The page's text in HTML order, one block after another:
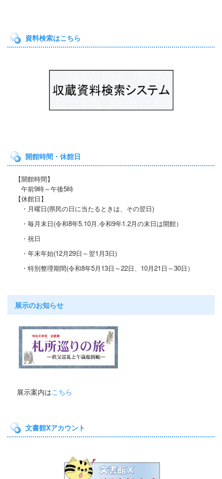
資料検索はこちら
開館時間・休館日
【開館時間】
午前9時～午後5時
【休館日】
・月曜日(県民の日に当たると きは、その翌日)
・毎月末日(令和8年5.10月.令和9年1.2月の末日は開館）
・祝日
・年末年始(12月29日～翌1月3日)
・特別整理期間(令和8年5月13日～22日 、10月21 日～30日）
展示のお知らせ
展示案内はこちら
文書館Xアカウント